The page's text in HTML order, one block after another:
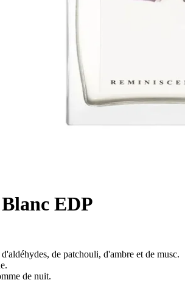
EDP
de patchouli, d'ambre et de musc.
de nuit.